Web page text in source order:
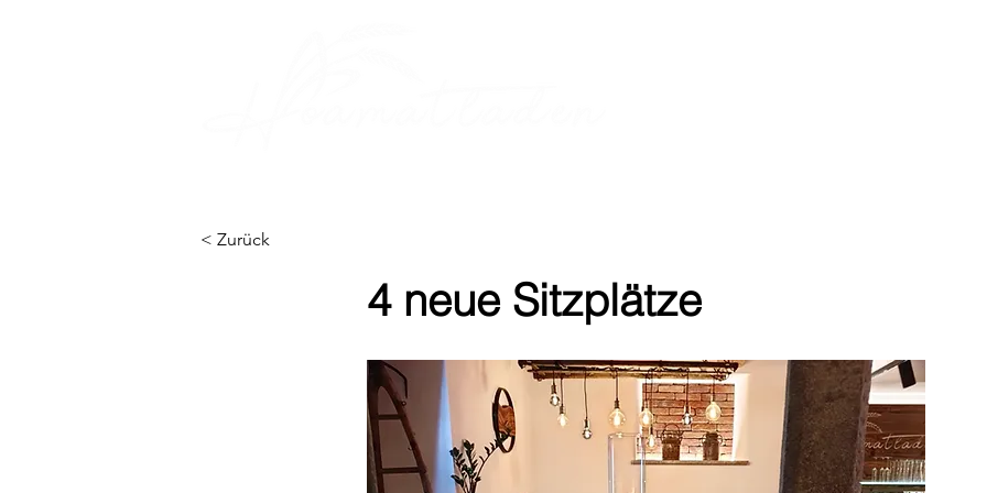
< Zurück
4 neue Sitzplätze